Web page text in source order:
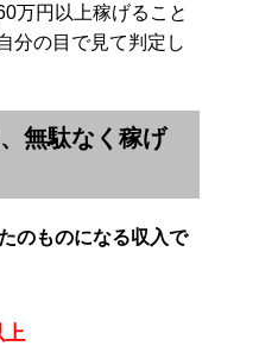
万円以上稼げること
分の目で見て判定し
無駄なく稼げ
のものになる収入で
上